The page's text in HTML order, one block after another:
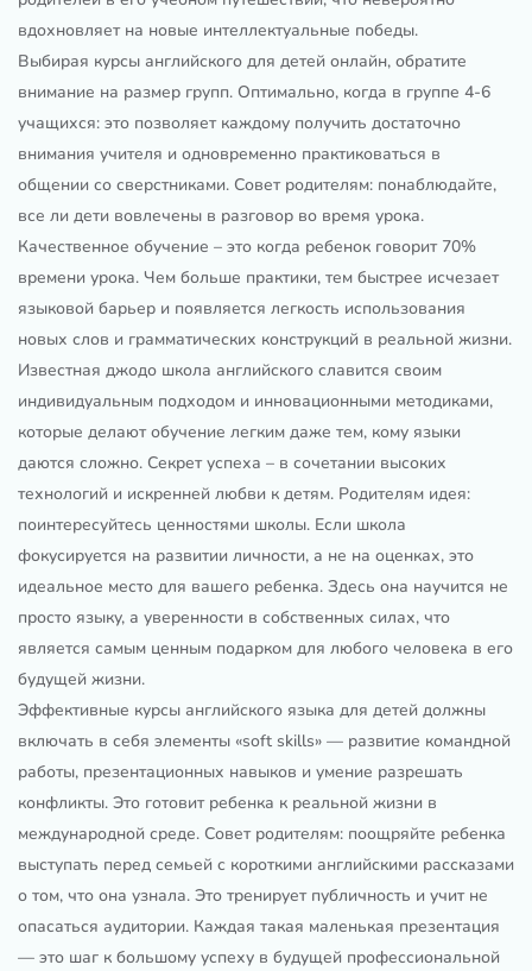
вдохновляет на новые интеллектуальные победы.
Выбирая курсы английского для детей онлайн, обратите
внимание на размер групп. Оптимально, когда в группе 4-6
учащихся: это позволяет каждому получить достаточно
внимания учителя и одновременно практиковаться в
общении со сверстниками. Совет родителям: понаблюдайте,
все ли дети вовлечены в разговор во время урока.
Качественное обучение – это когда ребенок говорит 70%
времени урока. Чем больше практики, тем быстрее исчезает
языковой барьер и появляется легкость использования
новых слов и грамматических конструкций в реальной жизни.
Известная джодо школа английского славится своим
индивидуальным подходом и инновационными методиками,
которые делают обучение легким даже тем, кому языки
даются сложно. Секрет успеха – в сочетании высоких
технологий и искренней любви к детям. Родителям идея:
поинтересуйтесь ценностями школы. Если школа
фокусируется на развитии личности, а не на оценках, это
идеальное место для вашего ребенка. Здесь она научится не
просто языку, а уверенности в собственных силах, что
является самым ценным подарком для любого человека в его
будущей жизни.
Эффективные курсы английского языка для детей должны
включать в себя элементы «soft skills» — развитие командной
работы, презентационных навыков и умение разрешать
конфликты. Это готовит ребенка к реальной жизни в
международной среде. Совет родителям: поощряйте ребенка
выступать перед семьей с короткими английскими рассказами
о том, что она узнала. Это тренирует публичность и учит не
опасаться аудитории. Каждая такая маленькая презентация
— это шаг к большому успеху в будущей профессиональной